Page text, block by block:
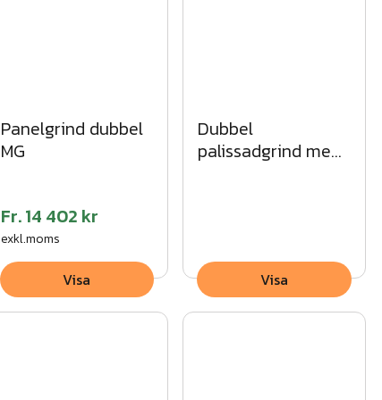
Panelgrind dubbel
MG
Fr.14 402 kr
exkl.moms
Visa
Dubbel
palissadgrind med
Visa